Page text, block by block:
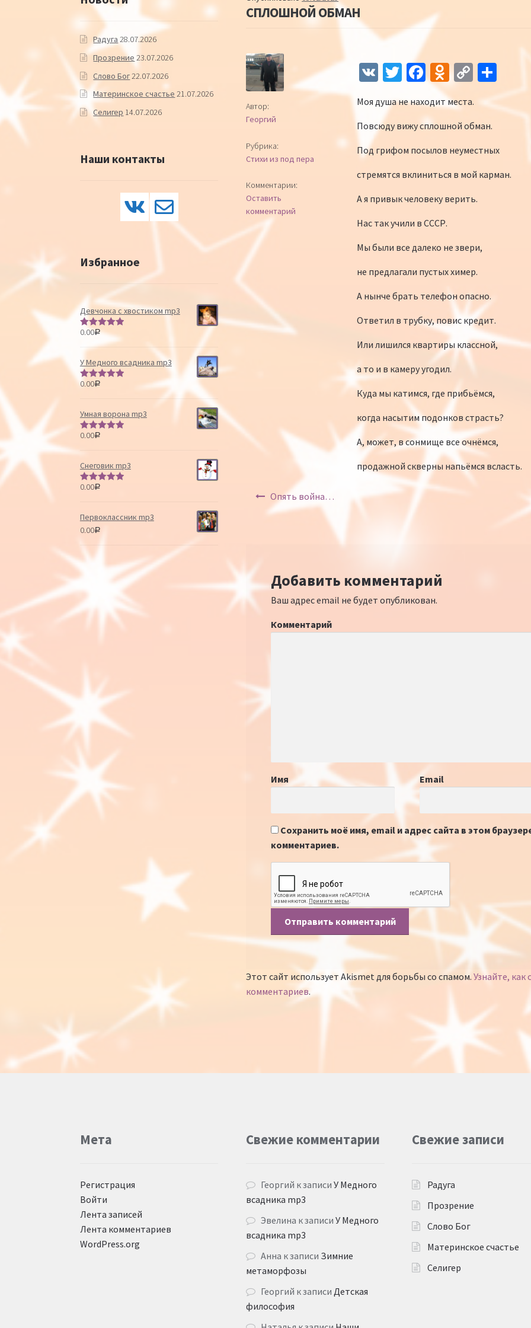
СПЛОШНОЙ ОБМАН
Автор:
Георгий
Рубрика:
Стихи из под пера
Комментарии:
Оставить
комментарий
V T
tt
er
Fa
ce
b
o
o
k
O
d
n
o
kl
as
sn
iki
C
p
y
Li
n
k
О
п
а
в
и
Моя душа не находит места.
Повсюду вижу сплошной обман.
Под грифом посылов неуместных
стремятся вклиниться в мой карман.
А я привык человеку верить.
Нас так учили в СССР.
Мы были все далеко не звери,
не предлагали пустых химер.
А нынче брать телефон опасно.
Ответил в трубку, повис кредит.
Или лишился квартиры классной,
а то и в камеру угодил.
Куда мы катимся, где прибьёмся,
когда насытим подонков страсть?
А, может, в сонмище все очнёмся,
продажной скверны напьёмся всласть.
Навигация по записям
Опять война…
Добавить комментарий
Ваш адрес email не будет опубликован.
Комментарий
Имя Email
Сохранить моё имя, email и адрес сайта в этом
комментариев.
Этот сайт использует Akismet для борьбы со спамом.Узнайте,
комментариев.
Радуга 28.07.2026
Прозрение 23.07.2026
Слово Бог22.07.2026
Материнское счастье 21.07.2026
Селигер 14.07.2026
Наши контакты
Избранное
Девчонка с хвостиком mp3
Оценка5.00
0.00Р
У Медного всадника mp3
Оценка
0.00Р
Умная ворона mp3
Оценка
0.00Р
Снеговик mp3
Оценка
0.00Р
Первоклассник mp3
0.00Р
Мета
Регистрация
Войти
Лента записей
Лента комментариев
WordPress.org
Свежие комментарии
Георгий к записи У Медного
всадника mp3
Эвелина к записи У Медного
всадника mp3
Анна к записи Зимние
метаморфозы
Георгий к записи Детская
философия
Свежие записи
Радуга
Прозрение
Слово Бог
Материнское счастье
Селигер